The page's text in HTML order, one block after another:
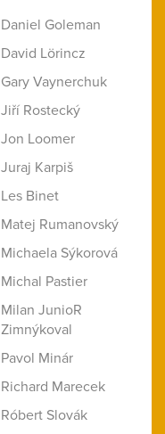
Daniel Goleman
David Lörincz
Gary Vaynerchuk
Jiří Rostecký
Jon Loomer
Juraj Karpiš
Les Binet
Matej Rumanovský
Michaela Sýkorová
Michal Pastier
Milan JunioR
Zimnýkoval
Pavol Minár
Richard Marecek
Róbert Slovák